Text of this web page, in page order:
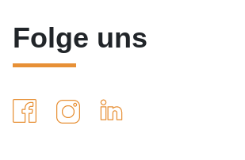
Folge uns